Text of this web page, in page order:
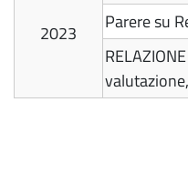
2023
Parere su